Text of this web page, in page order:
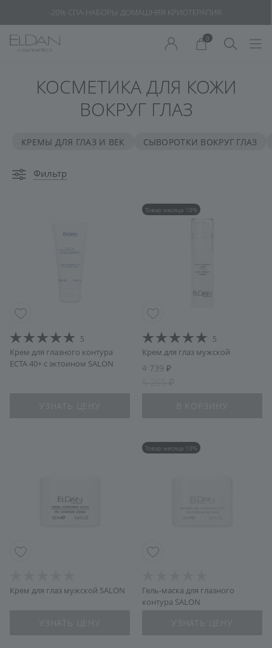
-20% СПА-НАБОРЫ ДОМАШНЯЯ КРИОТЕРАПИЯ
0
КОСМЕТИКА ДЛЯ КОЖИ
ВОКРУГ ГЛАЗ
КРЕМЫ ДЛЯ ГЛАЗ И ВЕК СЫВОРОТКИ ВОКРУГ ГЛАЗ
Фильтр
5
Крем для глазного контура
ECTA 40+ с эктоином SALON
Товар месяца 10%
5
Крем для глаз мужской
4 739
Крем для глаз мужской SALON
Товар месяца 10%
Гель-маска для глазного
контура SALON